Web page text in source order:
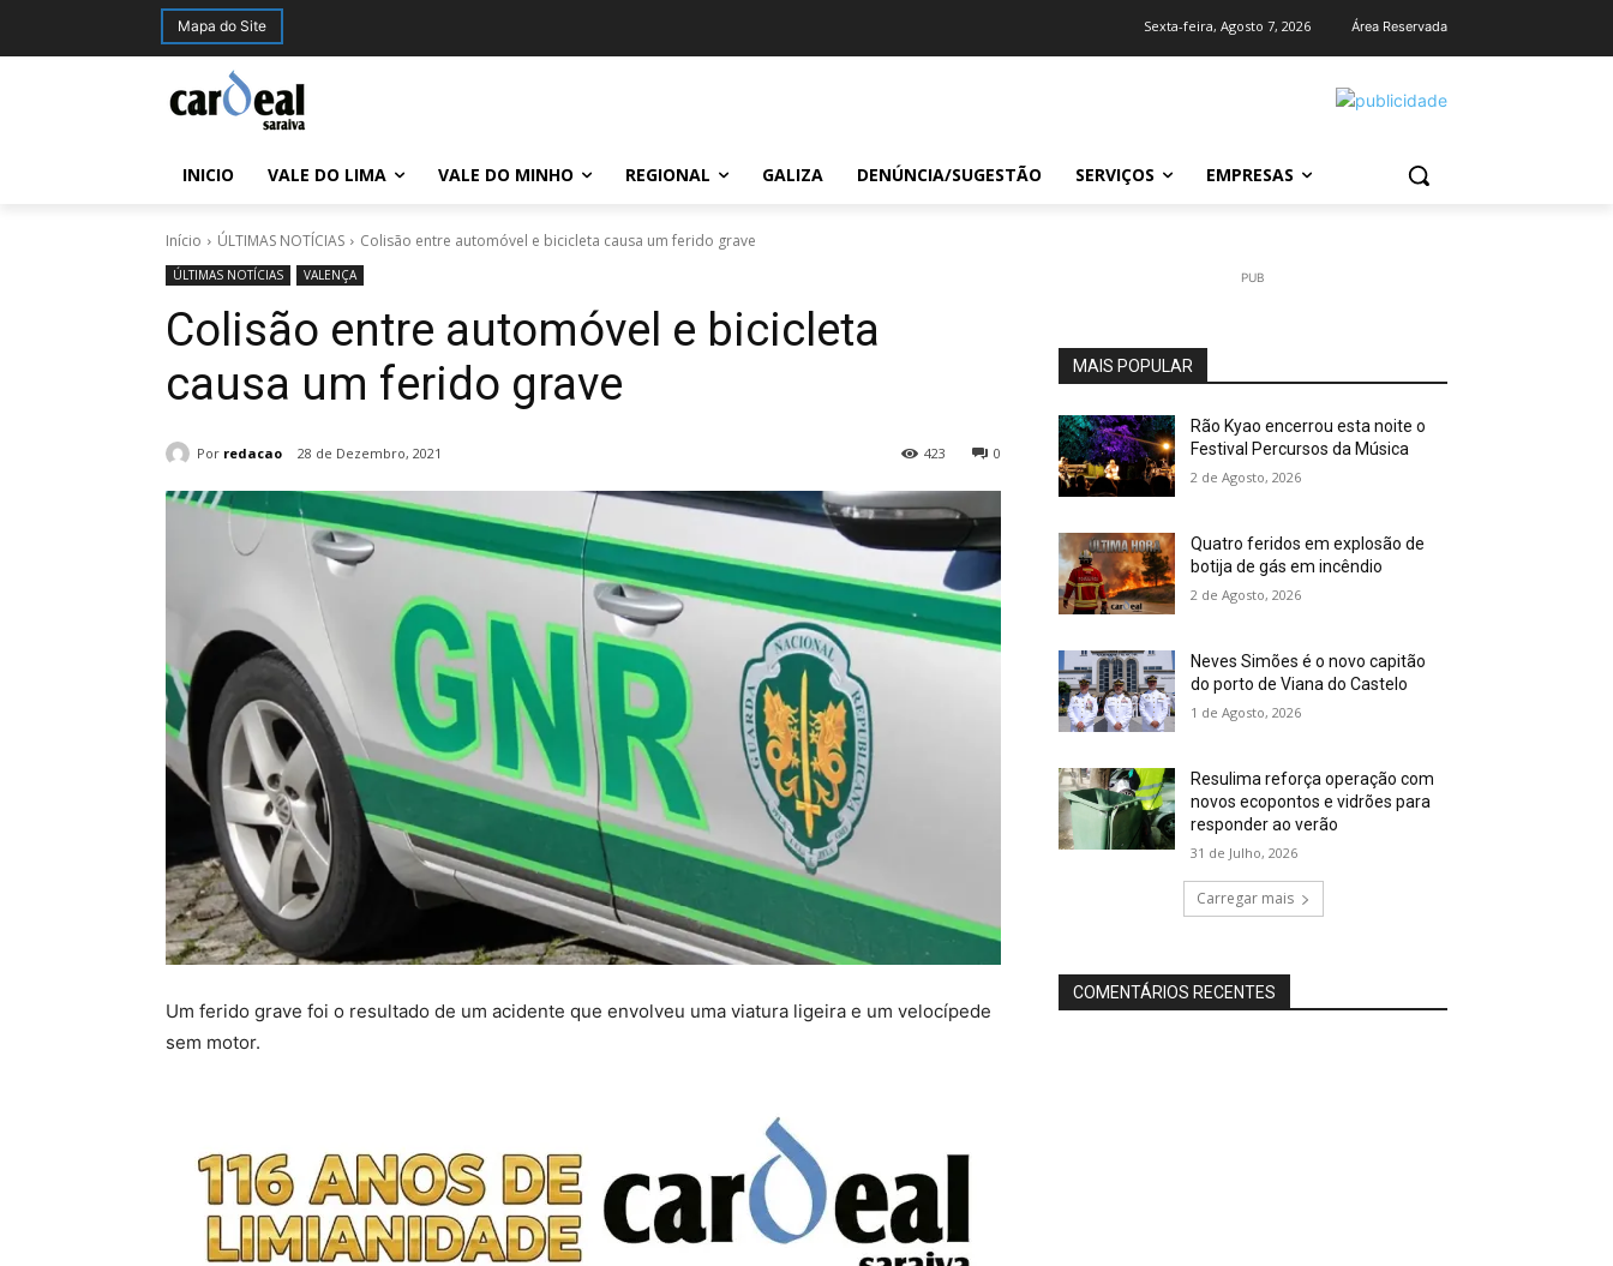
Mapa do Site Sexta-feira, Agosto 7, 2026 Área Reservada
INICIO VALE DO LIMA VALE DO MINHO REGIONAL GALIZA DENÚNCIA/SUGESTÃO SERVIÇOS EMPRESAS
Início ÚLTIMAS NOTÍCIAS Colisão entre automóvel e bicicleta causa um ferido grave
ÚLTIMAS NOTÍCIAS VALENÇA
Colisão entre automóvel e bicicleta
causa um ferido grave
Por redacao 28 de Dezembro, 2021 0
423
Um ferido grave foi o resultado de um acidente que envolveu uma viatura ligeira e um velocípede
sem motor.
PUB
MAIS POPULAR
Rão Kyao encerrou esta noite o
Festival Percursos da Música
2 de Agosto, 2026
Quatro feridos em explosão de
botija de gás em incêndio
2 de Agosto, 2026
Neves Simões é o novo capitão
do porto de Viana do Castelo
1 de Agosto, 2026
Resulima reforça operação com
novos ecopontos e vidrões para
responder ao verão
31 de Julho, 2026
Carregar mais
COMENTÁRIOS RECENTES